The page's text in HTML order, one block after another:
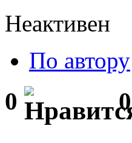
Неактивен
По автору
0 0